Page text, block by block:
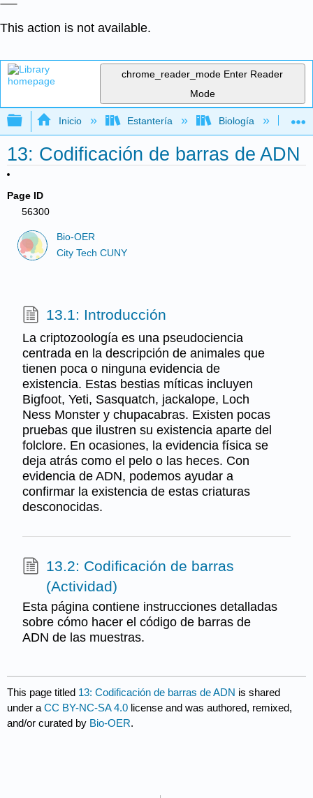
This action is not available.
chrome_reader_mode Enter Reader
Mode
Expandir/contraer jerarquía global
Inicio Estantería Biología
13: Codificación de barras de ADN
Page ID
56300
Bio-OER
City Tech CUNY
13.1: Introducción
La criptozoología es una pseudociencia
centrada en la descripción de animales que
tienen poca o ninguna evidencia de
existencia. Estas bestias míticas incluyen
Bigfoot, Yeti, Sasquatch, jackalope, Loch
Ness Monster y chupacabras. Existen pocas
pruebas que ilustren su existencia aparte del
folclore. En ocasiones, la evidencia física se
deja atrás como el pelo o las heces. Con
evidencia de ADN, podemos ayudar a
confirmar la existencia de estas criaturas
desconocidas.
13.2: Codificación de barras
(Actividad)
Esta página contiene instrucciones detalladas
sobre cómo hacer el código de barras de
ADN de las muestras.
This page titled 13: Codificación de barras de ADN is shared
under aCC BY-NC-SA 4.0 license and was authored, remixed,
and/or curated by Bio-OER.